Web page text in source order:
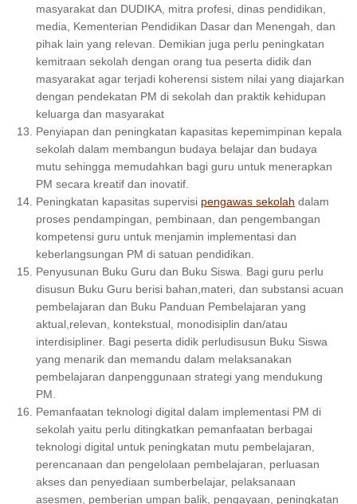
masyarakat dan DUDIKA, mitra profesi, dinas pendidikan,
media, Kementerian Pendidikan Dasar dan Menengah, dan
pihak lain yang relevan. Demikian juga perlu peningkatan
kemitraan sekolah dengan orang tua peserta didik dan
masyarakat agar terjadi koherensi sistem nilai yang diajarkan
dengan pendekatan PM di sekolah dan praktik kehidupan
keluarga dan masyarakat
Penyiapan dan peningkatan kapasitas kepemimpinan kepala
sekolah dalam membangun budaya belajar dan budaya
mutu sehingga memudahkan bagi guru untuk menerapkan
PM secara kreatif dan inovatif.
Peningkatan kapasitas supervisi pengawas sekolah dalam
proses pendampingan, pembinaan, dan pengembangan
kompetensi guru untuk menjamin implementasi dan
keberlangsungan PM di satuan pendidikan.
Penyusunan Buku Guru dan Buku Siswa. Bagi guru perlu
disusun Buku Guru berisi bahan,materi, dan substansi acuan
pembelajaran dan Buku Panduan Pembelajaran yang
aktual,relevan, kontekstual, monodisiplin dan/atau
interdisipliner. Bagi peserta didik perludisusun Buku Siswa
yang menarik dan memandu dalam melaksanakan
pembelajaran danpenggunaan strategi yang mendukung
PM.
Pemanfaatan teknologi digital dalam implementasi PM di
sekolah yaitu perlu ditingkatkan pemanfaatan berbagai
teknologi digital untuk peningkatan mutu pembelajaran,
perencanaan dan pengelolaan pembelajaran, perluasan
akses dan penyediaan sumberbelajar, pelaksanaan
asesmen, pemberian umpan balik, pengayaan, peningkatan